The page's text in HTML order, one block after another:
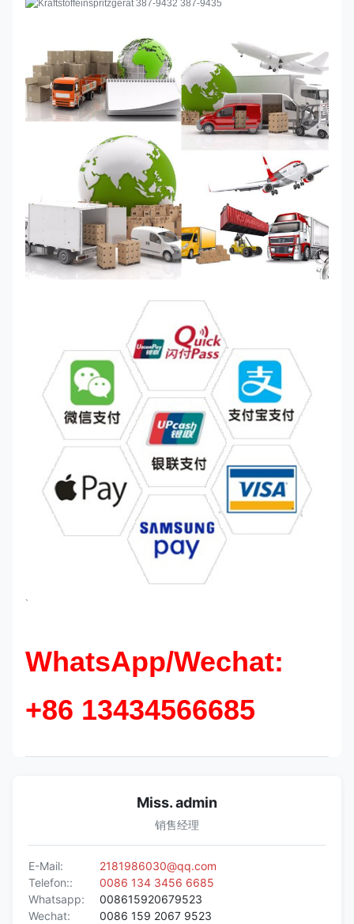
`
WhatsApp/Wechat:
+86 13434566685
Miss. admin
销售经理
E-Mail:
2181986030@qq.com
Telefon::
0086 134 3456 6685
Whatsapp:
008615920679523
Wechat:
0086 159 2067 9523